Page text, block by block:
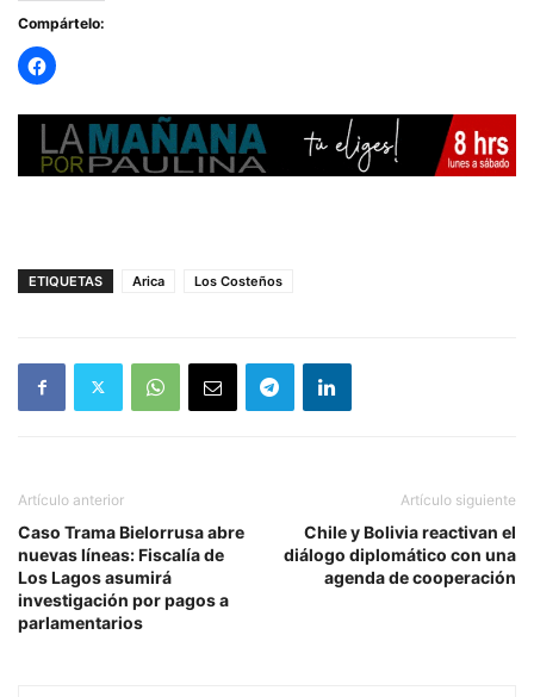
Compártelo:
ETIQUETAS Arica Los Costeños
Artículo anterior
Caso Trama Bielorrusa abre
nuevas líneas: Fiscalía de
Los Lagos asumirá
investigación por pagos a
parlamentarios
Artículo siguiente
Chile y Bolivia reactivan el
diálogo diplomático con una
agenda de cooperación